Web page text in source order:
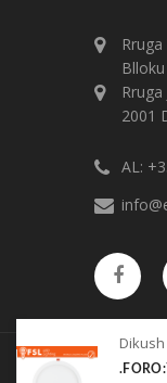
2001
AL: